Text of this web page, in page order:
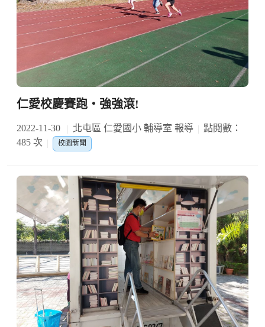
仁愛校慶賽跑‧強強滾!
2022-11-30 北屯區 仁愛國小 輔導室 報導
點閱數：
485 次
校園新聞